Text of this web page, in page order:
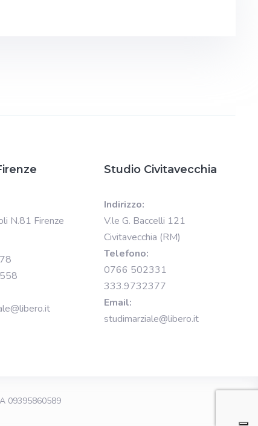
N.81 Firenze
Studio Civitavecchia
Indirizzo:
V.le G. Baccelli 121
Civitavecchia (RM)
Telefono:
0766 502331
333.9732377
Email:
studimarziale@libero.it
09395860589